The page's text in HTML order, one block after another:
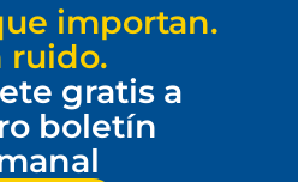
importan.
ruido.
gratis a
boletín